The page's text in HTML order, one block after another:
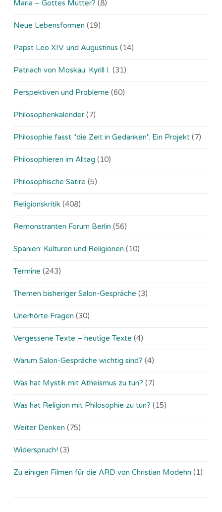
Maria – Gottes Mutter? (8)
Neue Lebensformen (19)
Papst Leo XIV. und Augustinus (14)
Patriach von Moskau: Kyrill I. (31)
Perspektiven und Probleme (60)
Philosophenkalender (7)
Philosophie fasst "die Zeit in Gedanken". Ein Projekt (7)
Philosophieren im Alltag (10)
Philosophische Satire (5)
Religionskritik (408)
Remonstranten Forum Berlin (56)
Spanien: Kulturen und Religionen (10)
Termine (243)
Themen bisheriger Salon-Gespräche (3)
Unerhörte Fragen (30)
Vergessene Texte – heutige Texte (4)
Warum Salon-Gespräche wichtig sind? (4)
Was hat Mystik mit Atheismus zu tun? (7)
Was hat Religion mit Philosophie zu tun? (15)
Weiter Denken (75)
Widerspruch! (3)
Zu einigen Filmen für die ARD von Christian Modehn (1)